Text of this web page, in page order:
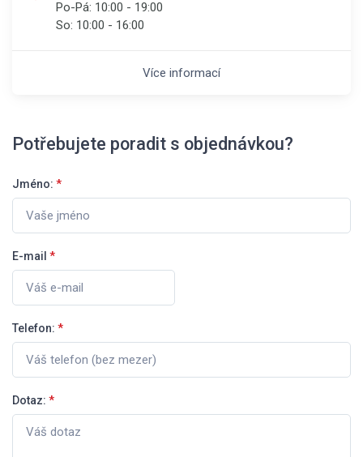
Po-Pá: 10:00 - 19:00
So: 10:00 - 16:00
Více informací
Potřebujete poradit s objednávkou?
Jméno: *
E-mail *
Telefon: *
Dotaz: *